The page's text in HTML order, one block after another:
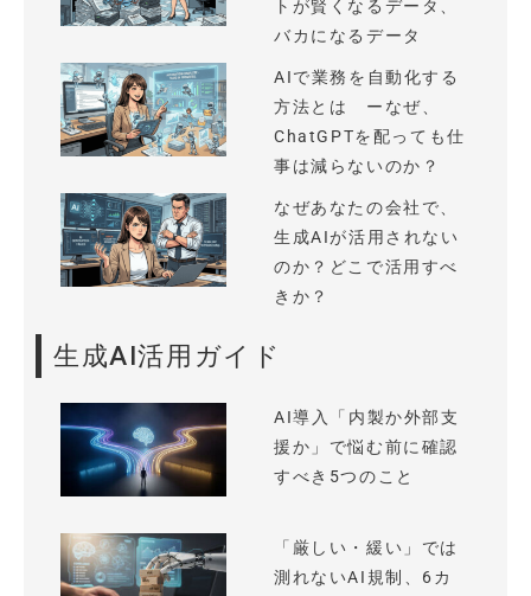
トが賢くなるデータ、
バカになるデータ
AIで業務を自動化する
方法とは ーなぜ、
ChatGPTを配っても仕
事は減らないのか？
なぜあなたの会社で、
生成AIが活用されない
のか？どこで活用すべ
きか？
生成AI活用ガイド
AI導入「内製か外部支
援か」で悩む前に確認
すべき5つのこと
「厳しい・緩い」では
測れないAI規制、6カ